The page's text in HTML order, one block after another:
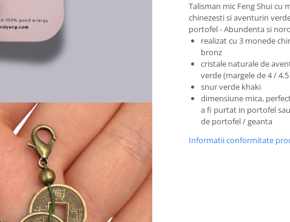
Talisman mic Feng Shui cu
chinezesti si aventurin
portofel - Abundenta si
realizat cu 3 monede
bronz
cristale naturale de
verde (margele de 4 /
snur verde khaki
dimensiune mica,
a fi purtat in portofel
de portofel / geanta
Informatii conformitate